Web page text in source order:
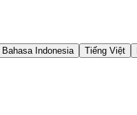
Bahasa Indonesia Tiếng Việt